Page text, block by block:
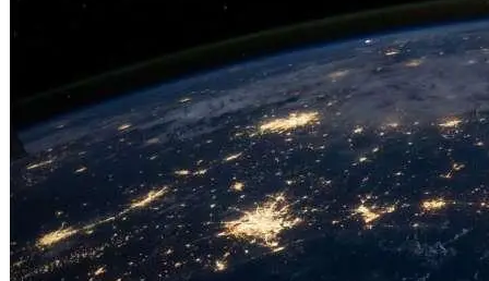
PCI-SIG Раскрывает Спецификации PCIe
7.0